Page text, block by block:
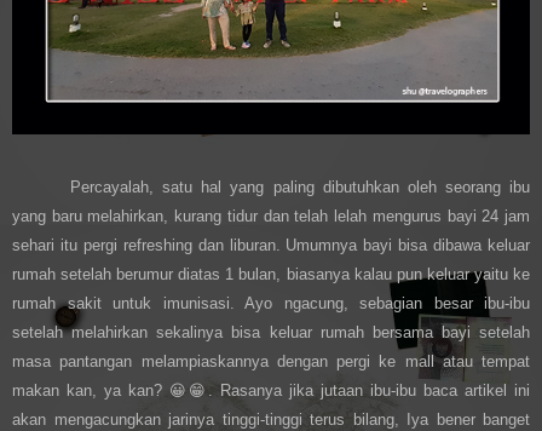
Percayalah, satu hal yang paling dibutuhkan oleh seorang ibu
yang baru melahirkan, kurang tidur dan telah lelah mengurus bayi 24 jam
sehari itu pergi refreshing dan liburan. Umumnya bayi bisa dibawa keluar
rumah setelah berumur diatas 1 bulan, biasanya kalau pun keluar yaitu ke
rumah sakit untuk imunisasi. Ayo ngacung, sebagian besar ibu-ibu
setelah melahirkan sekalinya bisa keluar rumah bersama bayi setelah
masa pantangan melampiaskannya dengan pergi ke mall atau tempat
makan kan, ya kan? 😀😁 . Rasanya jika jutaan ibu-ibu baca artikel ini
akan mengacungkan jarinya tinggi-tinggi terus bilang, Iya bener banget